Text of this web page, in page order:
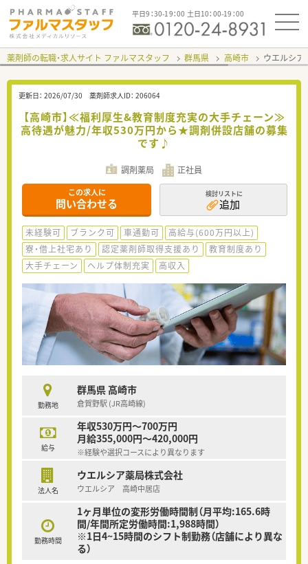
平日9：30-19：00 土日10：00-19：00
薬剤師の転職・求人サイト ファルマスタッフ 群馬県 高崎市 ウエルシ
更新日： 2026/07/30 薬剤師求人ID： 206064
【高崎市】≪福利厚生&教育制度充実の大手チェーン≫
高待遇が魅力/年収530万円から★調剤併設店舗の募集
です♪
調剤薬局 正社員
この求人に
問い合わせる
検討リストに
追加
未経験可 ブランク可 車通勤可
高給与(600万円以上)
寮・借上社宅あり
認定薬剤師取得支援あり
教育制度あり
大手チェーン
ヘルプ体制充実 高収入
勤務地
群馬県 高崎市
倉賀野駅 (JR高崎線)
給与
年収530万円～700万円
月給355,000円～420,000円
※経験や選択コースにより異なります
法人名
ウエルシア薬局株式会社
ウエルシア 高崎中居店
勤務時間
1ヶ月単位の変形労働時間制（月平均:165.6時
間/年間所定労働時間:1,988時間）
※1日4~15時間のシフト制勤務（店舗により異な
る）